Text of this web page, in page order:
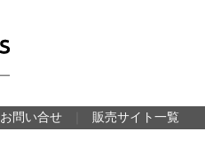
お問い合せ 販売サイト一覧